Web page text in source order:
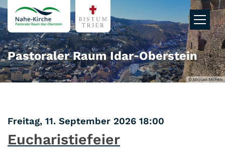
Zum Inhalt springen
© Michael Michels
Pastoraler Raum Idar‑Oberstein
Freitag, 11. September 2026 18:00
Eucharistiefeier